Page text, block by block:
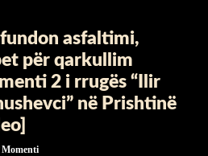
asfaltimi,
për qarkullim
2 i rrugës “Ilir
në Prishtinë
Momenti